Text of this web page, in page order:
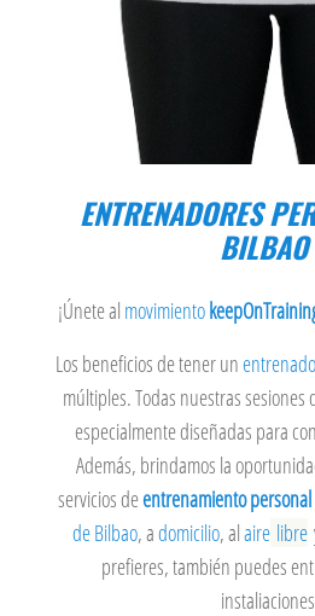
ENTRENADORES
BILBAO
¡Únete al movimiento
Los beneficios de tener un
múltiples. Todas nuestras
especialmente diseñadas para
Además, brindamos la
servicios deentrenamientopersonal
de Bilbao, adomicilio, alairelibre
prefieres, también puedes